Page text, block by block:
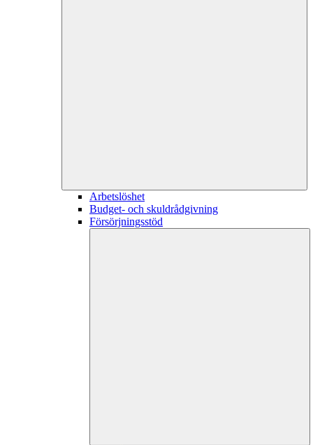
Arbetslöshet
Budget- och skuldrådgivning
Försörjningsstöd